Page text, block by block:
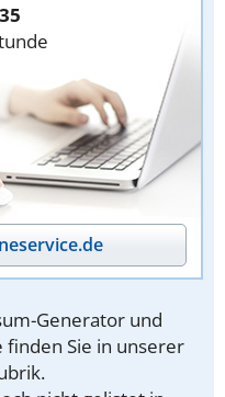
Generator und
Sie in unserer